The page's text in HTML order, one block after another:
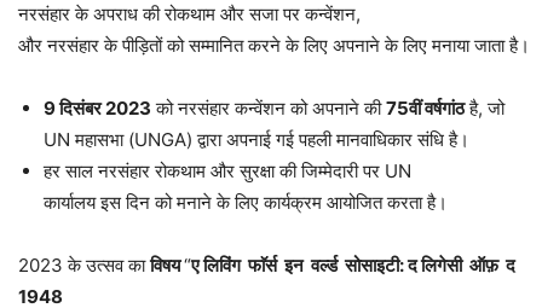
नरसंहार के अपराध की रोकथाम और सजा पर कन्वेंशन,
और नरसंहार के पीड़ितों को सम्मानित करने के लिए अपनाने के लिए मनाया जाता है।
9दिसंबर2023 को नरसंहार कन्वेंशन को अपनाने की75वींवर्षगांठहै, जो
UN महासभा (UNGA) द्वारा अपनाई गई पहली मानवाधिकार संधि है।
हर साल नरसंहार रोकथाम और सुरक्षा की जिम्मेदारी पर UN
कार्यालय इस दिन को मनाने के लिए कार्यक्रम आयोजित करता है।
2023 के उत्सव काविषय“एलिविंग फाॅर्स इन वर्ल्ड सोसाइटी:दलिगेसी ऑफ़ द
1948